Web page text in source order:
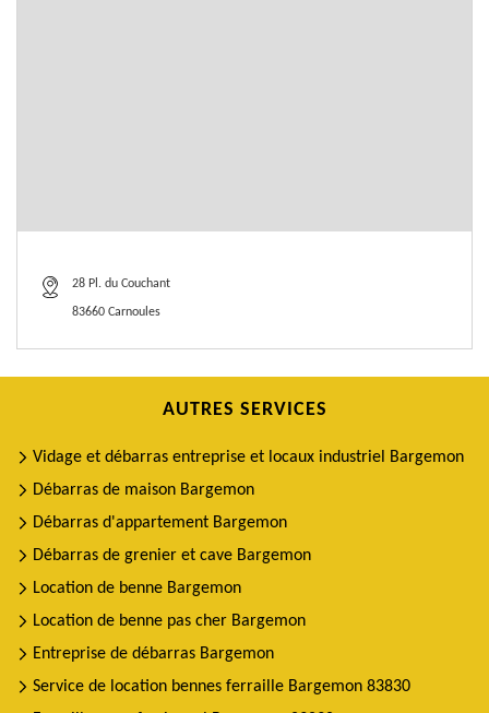
28 Pl. du Couchant
83660 Carnoules
AUTRES SERVICES
Vidage et débarras entreprise et locaux industriel Bargemon
Débarras de maison Bargemon
Débarras d'appartement Bargemon
Débarras de grenier et cave Bargemon
Location de benne Bargemon
Location de benne pas cher Bargemon
Entreprise de débarras Bargemon
Service de location bennes ferraille Bargemon 83830